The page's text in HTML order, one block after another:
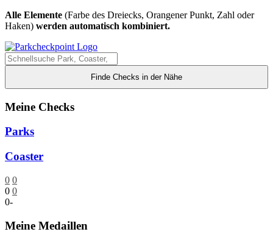
Alle Elemente (Farbe des Dreiecks, Orangener Punkt, Zahl oder
Haken) werden automatisch kombiniert.
Finde Checks in der Nähe
Meine Checks
Parks
Coaster
0 0
0 0
0-
Meine Medaillen